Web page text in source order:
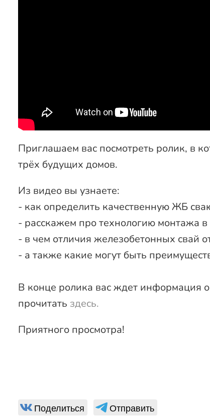
Приглашаем вас посмотреть ролик, в
трёх будущих домов.
Из видео вы узнаете:
- как определить качественную ЖБ
- расскажем про технологию монтажа
- в чем отличия железобетонных свай
- а также какие могут быть
В конце ролика вас ждет информация
прочитать здесь.
Приятного просмотра!
Поделиться Отправить